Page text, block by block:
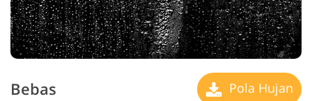
Bebas Pola Hujan